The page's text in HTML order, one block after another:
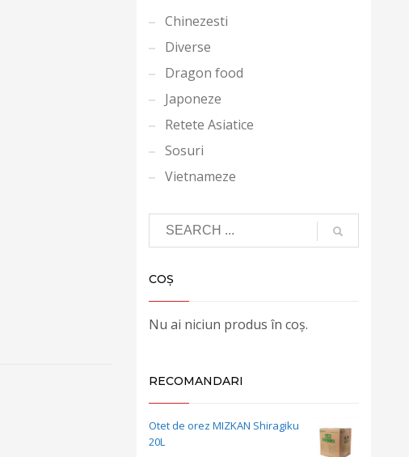
Chinezesti
Diverse
Dragon food
Japoneze
Retete Asiatice
Sosuri
Vietnameze
COȘ
Nu ai niciun produs în coș.
RECOMANDARI
Otet de orez MIZKAN Shiragiku
20L